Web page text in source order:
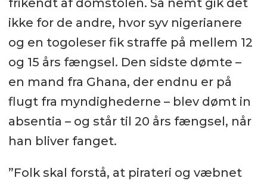
ikke for de andre, hvor syv nigerianere
og en togoleser fik straffe på mellem 12
og 15 års fængsel. Den sidste dømte –
en mand fra Ghana, der endnu er på
flugt fra myndighederne – blev dømt in
absentia – og står til 20 års fængsel, når
han bliver fanget.
”Folk skal forstå, at pirateri og væbnet